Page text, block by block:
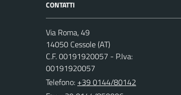
CONTATTI
Via Roma, 49
14050 Cessole (AT)
C.F. 00191920057 - P.Iva:
00191920057
Telefono: +39 0144/80142